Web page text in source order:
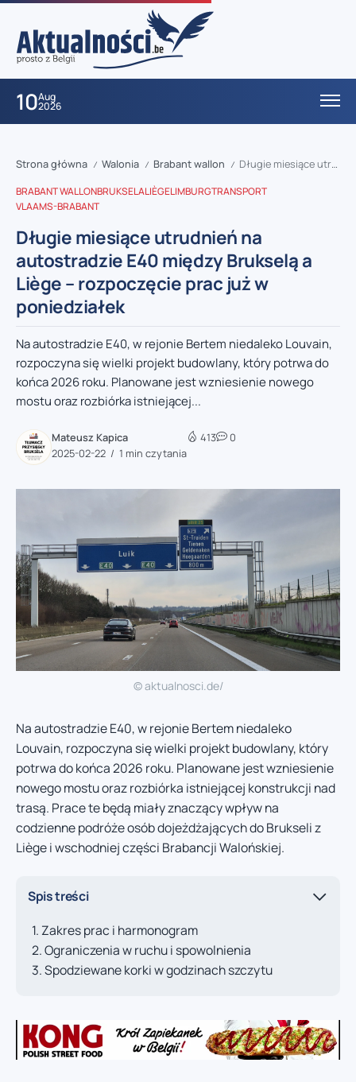
10Aug
2026
Strona główna / Walonia / Brabant wallon / Długie miesiące utrudnień na autostradzie E40 między Brukselą a Liège – rozpoczęcie prac już w poniedziałek
BRABANT WALLONBRUKSELALIÈGELIMBURGTRANSPORT
VLAAMS-BRABANT
Długie miesiące utrudnień na
autostradzie E40 między Brukselą a
Liège – rozpoczęcie prac już w
poniedziałek
Na autostradzie E40, w rejonie Bertem niedaleko Louvain,
rozpoczyna się wielki projekt budowlany, który potrwa do
końca 2026 roku. Planowane jest wzniesienie nowego
mostu oraz rozbiórka istniejącej...
Mateusz Kapica
2025-02-22
1 min czytania
413 0
© aktualnosci.de/
Na autostradzie E40, w rejonie Bertem niedaleko
Louvain, rozpoczyna się wielki projekt budowlany, który
potrwa do końca 2026 roku. Planowane jest wzniesienie
nowego mostu oraz rozbiórka istniejącej konstrukcji nad
trasą. Prace te będą miały znaczący wpływ na
codzienne podróże osób dojeżdżających do Brukseli z
Liège i wschodniej części Brabancji Walońskiej.
Spis treści
Zakres prac i harmonogram
Ograniczenia w ruchu i spowolnienia
Spodziewane korki w godzinach szczytu